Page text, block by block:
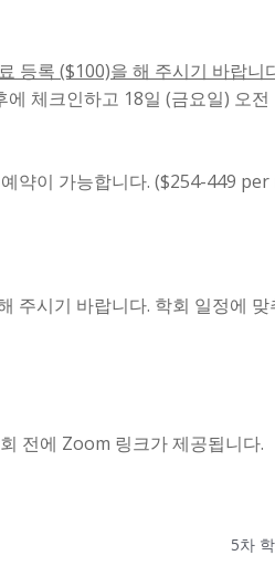
등록 ($100)을 해 주시기 바랍니
체크인하고 18일 (금요일) 오전
약이 가능합니다. ($254-449
주시기 바랍니다. 학회 일정에
전에 Zoom 링크가 제공됩니다.
5차